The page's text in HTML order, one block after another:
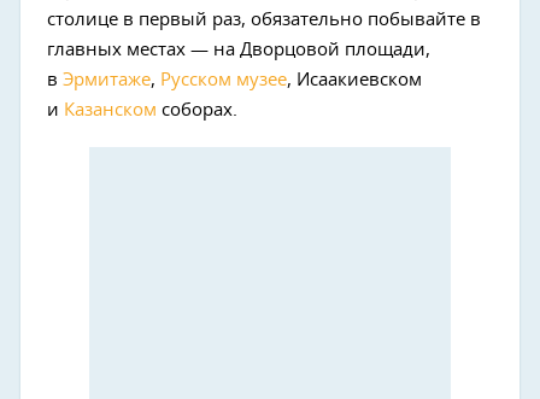
столице в первый раз, обязательно побывайте в
главных местах — на Дворцовой площади,
в Эрмитаже, Русском музее, Исаакиевском
и Казанском соборах.